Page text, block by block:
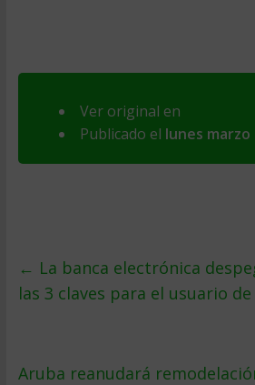
Ver original en
Publicado el lunes marzo
← La banca electrónica
las 3 claves para el usuario
Aruba reanudará